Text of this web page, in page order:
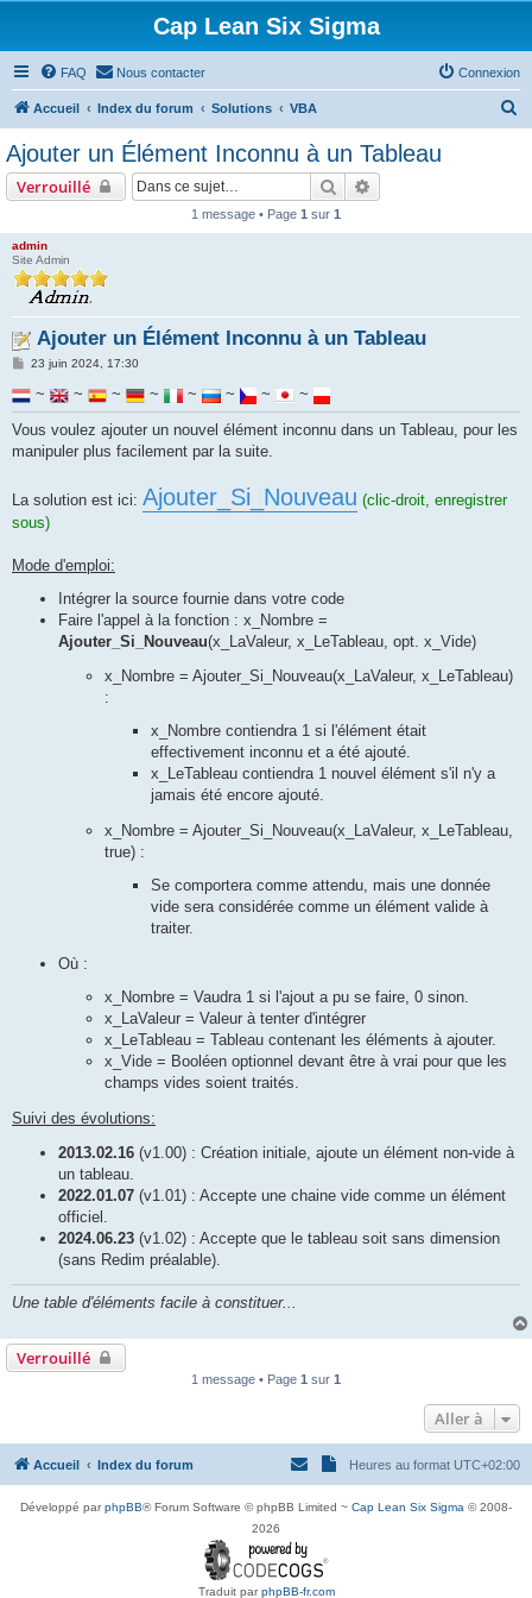
Cap Lean Six Sigma
FAQ Nous contacter Connexion
Accueil Index du forum Solutions VBA
Ajouter un Élément Inconnu à un Tableau
Verrouillé Rechercher
1 message • Page 1 sur 1
admin
Site Admin
Ajouter un Élément Inconnu à un Tableau
M
s
s
g
e
23 juin 2024, 17:30
~ ~ ~ ~ ~ ~ ~
~
Vous voulez ajouter un nouvel élément inconnu dans un Tableau, pour les
manipuler plus facilement par la suite.
La solution est ici: Ajouter_Si_Nouveau (clic-droit, enregistrer
sous)
Mode d'emploi:
Intégrer la source fournie dans votre code
Faire l'appel à la fonction : x_Nombre =
Ajouter_Si_Nouveau(x_LaValeur, x_LeTableau, opt. x_Vide)
x_Nombre = Ajouter_Si_Nouveau(x_LaValeur, x_LeTableau)
:
x_Nombre contiendra 1 si l'élément était
effectivement inconnu et a été ajouté.
x_LeTableau contiendra 1 nouvel élément s'il n'y a
jamais été encore ajouté.
x_Nombre = Ajouter_Si_Nouveau(x_LaValeur, x_LeTableau,
true) :
Se comportera comme attendu, mais une donnée
vide sera considérée comme un élément valide à
traiter.
Où :
x_Nombre = Vaudra 1 si l'ajout a pu se faire, 0 sinon.
x_LaValeur = Valeur à tenter d'intégrer
x_LeTableau = Tableau contenant les éléments à ajouter.
x_Vide = Booléen optionnel devant être à vrai pour que les
champs vides soient traités.
Suivi des évolutions:
2013.02.16 (v1.00) : Création initiale, ajoute un élément non-vide à
un tableau.
2022.01.07 (v1.01) : Accepte une chaine vide comme un élément
officiel.
2024.06.23 (v1.02) : Accepte que le tableau soit sans dimension
(sans Redim préalable).
Une table d'éléments facile à constituer...
Verrouillé
1 message • Page 1 sur 1
Aller à
Accueil Index du forum Heures au format UTC+02:00
Développé parphpBB® Forum Software © phpBB Limited ~ Cap Lean Six Sigma © 2008-
2026
Traduit parphpBB-fr.com